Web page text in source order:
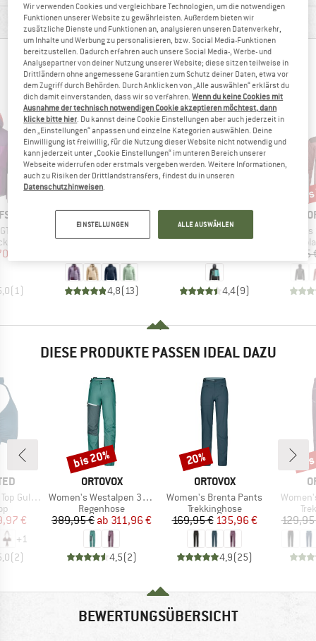
PRODUKTBESCHREIBUNG
ANDERE BERGFREUNDE SCHAUTEN SICH AUCH
AN
Jacket
Preis
€
( 1)
MARKE
ORTOVOX
Women's Swisswool Piz Duan Jacket
Produktgruppe
Isolationsjacke
4,8( 13)
Rabatt
bis 20%
MARKE
ORTOVOX
Artikel
Women's 3L Deep Shell Jacket
Produktgruppe
Skijacke
4,4(9)
Women's
399,95
DIESE PRODUKTE PASSEN IDEAL DAZU
Preis
€
+1
(2)
MARKE
ORTOVOX
Artikel
Women's Westalpen 3L Light Pants
Produktgruppe
Regenhose
Preis
389,95 € reduzierter Preis
ab 311,96 €
4,5(2)
Rabatt
bis 20%
MARKE
ORTOVOX
Artikel
Women's Brenta Pants
Produktgruppe
Trekkinghose
Preis
169,95 €reduzierter Preis
135,96 €
4,9(25)
Rabatt
20%
Artikel
BEWERTUNGSÜBERSICHT
Wir verwenden Cookies und vergleichbare Technologien, um die notwendigen
Funktionen unserer Website zu gewährleisten. Außerdem bieten wir
zusätzliche Dienste und Funktionen an, analysieren unseren Datenverkehr,
um Inhalte und Werbung zu personalisieren, bzw. Social Media-Funktionen
bereitzustellen. Dadurch erfahren auch unsere Social Media-, Werbe- und
Analysepartner von deiner Nutzung unserer Website; diese sitzen teilweise in
Drittländern ohne angemessene Garantien zum Schutz deiner Daten, etwa vor
dem Zugriff durch Behörden. Durch Anklicken von „Alle auswählen“ erklärst du
dich damit einverstanden, dass wir so verfahren.Wenn du keine Cookies mit
Ausnahme der technisch notwendigen Cookie akzeptieren möchtest, dann
klicke bitte hier . Du kannst deine Cookie Einstellungen aber auch jederzeit in
den „Einstellungen“ anpassen und einzelne Kategorien auswählen. Deine
Einwilligung ist freiwillig, für die Nutzung dieser Website nicht notwendig und
kann jederzeit unter „Cookie Einstellungen“ im unteren Bereich unserer
Webseite widerrufen oder erstmals vergeben werden. Weitere Informationen,
auch zu Risiken der Drittlandstransfers, findest du in unseren
Datenschutzhinweisen
EINSTELLUNGEN ALLE AUSWÄHLEN